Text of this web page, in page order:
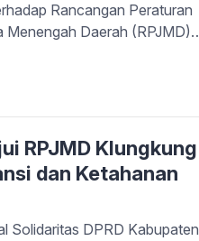
Rancangan Peraturan
Daerah (RPJMD)
2025–2029 dalam rapat
Ketua Fraksi, I Nyoman Alit
Ranperda RPJMD
RPJMD Klungkung
dan Ketahanan
Solidaritas DPRD Kabupaten